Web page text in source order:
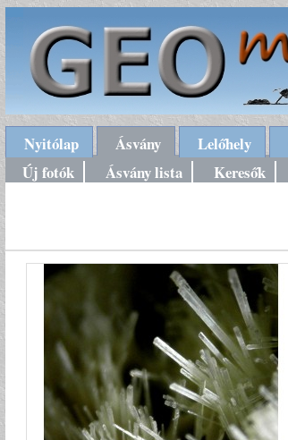
Nyitólap Ásvány Lelőhely
Új fotók
Ásvány lista Keresők